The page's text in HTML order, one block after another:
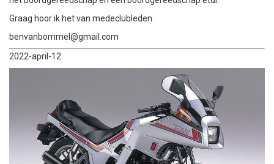
Graag hoor ik het van medeclubleden.
benvanbommel@gmail.com
2022-april-12